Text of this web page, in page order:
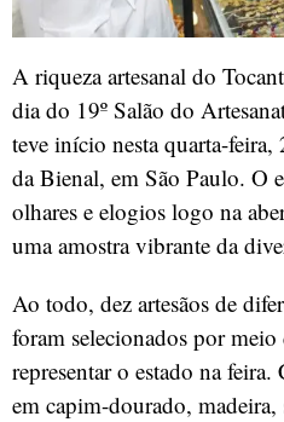
A riqueza artesanal do
dia do 19º Salão do
teve início nesta quarta-
da Bienal, em São Paulo. O
olhares e elogios logo na
uma amostra vibrante da
Ao todo, dez artesãos de
foram selecionados por
representar o estado na
em capim-dourado,